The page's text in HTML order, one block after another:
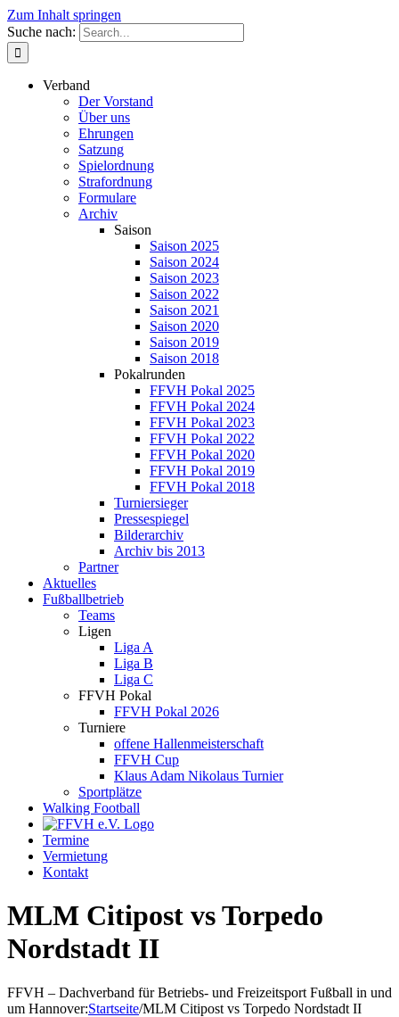
Zum Inhalt springen
Suche nach:
Verband
Der Vorstand
Über uns
Ehrungen
Satzung
Spielordnung
Strafordnung
Formulare
Archiv
Saison
Saison 2025
Saison 2024
Saison 2023
Saison 2022
Saison 2021
Saison 2020
Saison 2019
Saison 2018
Pokalrunden
FFVH Pokal 2025
FFVH Pokal 2024
FFVH Pokal 2023
FFVH Pokal 2022
FFVH Pokal 2020
FFVH Pokal 2019
FFVH Pokal 2018
Turniersieger
Pressespiegel
Bilderarchiv
Archiv bis 2013
Partner
Aktuelles
Fußballbetrieb
Teams
Ligen
Liga A
Liga B
Liga C
FFVH Pokal
FFVH Pokal 2026
Turniere
offene Hallenmeisterschaft
FFVH Cup
Klaus Adam Nikolaus Turnier
Sportplätze
Walking Football
Termine
Vermietung
Kontakt
MLM Citipost vs Torpedo
Nordstadt II
FFVH – Dachverband für Betriebs- und Freizeitsport Fußball in und
um Hannover:Startseite/MLM Citipost vs Torpedo Nordstadt II